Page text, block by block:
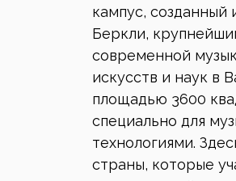
кампус,
Беркли,
современной
искусств и наук в
площадью 3600
специально для
технологиями.
страны, которые